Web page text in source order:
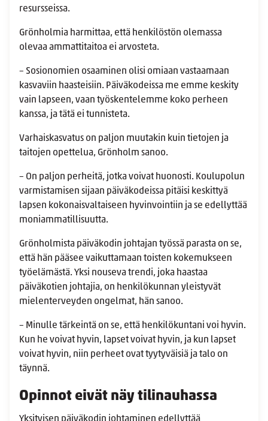
resursseissa.
Grönholmia harmittaa, että henkilöstön olemassa
olevaa ammattitaitoa ei arvosteta.
– Sosionomien osaaminen olisi omiaan vastaamaan
kasvaviin haasteisiin. Päiväkodeissa me emme keskity
vain lapseen, vaan työskentelemme koko perheen
kanssa, ja tätä ei tunnisteta.
Varhaiskasvatus on paljon muutakin kuin tietojen ja
taitojen opettelua, Grönholm sanoo.
– On paljon perheitä, jotka voivat huonosti. Koulupolun
varmistamisen sijaan päiväkodeissa pitäisi keskittyä
lapsen kokonaisvaltaiseen hyvinvointiin ja se edellyttää
moniammatillisuutta.
Grönholmista päiväkodin johtajan työssä parasta on se,
että hän pääsee vaikuttamaan toisten kokemukseen
työelämästä. Yksi nouseva trendi, joka haastaa
päiväkotien johtajia, on henkilökunnan yleistyvät
mielenterveyden ongelmat, hän sanoo.
– Minulle tärkeintä on se, että henkilökuntani voi hyvin.
Kun he voivat hyvin, lapset voivat hyvin, ja kun lapset
voivat hyvin, niin perheet ovat tyytyväisiä ja talo on
täynnä.
Opinnot eivät näy tilinauhassa